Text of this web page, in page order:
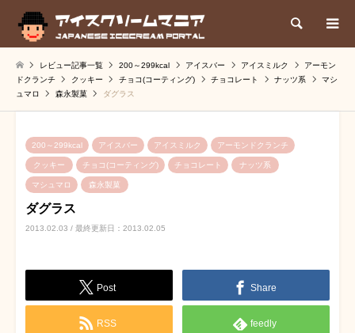
検索
レビュー記事一覧 200～299kcal アイスバー アイスミルク
アーモン
ドクランチ
クッキー チョコ(コーティング) チョコレート ナッツ系
マシ
ュマロ
森永製菓 ダグラス
200～299kcal アイスバー アイスミルク アーモンドクランチ
クッキー チョコ(コーティング) チョコレート ナッツ系
マシュマロ 森永製菓
ダグラス
2013.02.03 / 最終更新日：2013.02.05
Post Share
RSS feedly